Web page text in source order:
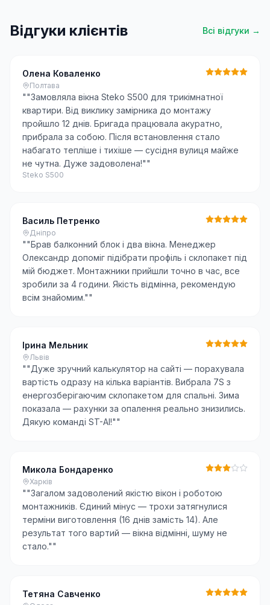
Відгуки клієнтів Всі відгуки →
Олена Коваленко
Полтава
""Замовляла вікна Steko S500 для трикімнатної
квартири. Від виклику замірника до монтажу
пройшло 12 днів. Бригада працювала акуратно,
прибрала за собою. Після встановлення стало
набагато тепліше і тихіше — сусідня вулиця майже
не чутна. Дуже задоволена!""
Steko S500
Василь Петренко
Дніпро
""Брав балконний блок і два вікна. Менеджер
Олександр допоміг підібрати профіль і склопакет під
мій бюджет. Монтажники прийшли точно в час, все
зробили за 4 години. Якість відмінна, рекомендую
всім знайомим.""
Ірина Мельник
Львів
""Дуже зручний калькулятор на сайті — порахувала
вартість одразу на кілька варіантів. Вибрала 7S з
енергозберігаючим склопакетом для спальні. Зима
показала — рахунки за опалення реально знизились.
Дякую команді ST-AI!""
Микола Бондаренко
Харків
""Загалом задоволений якістю вікон і роботою
монтажників. Єдиний мінус — трохи затягнулися
терміни виготовлення (16 днів замість 14). Але
результат того вартий — вікна відмінні, шуму не
стало.""
Тетяна Савченко